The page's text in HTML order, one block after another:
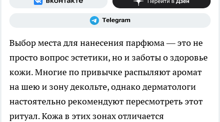
Выбор места для нанесения парфюма — это не
просто вопрос эстетики, но и заботы о здоровье
кожи. Многие по привычке распыляют аромат
на шею и зону декольте, однако дерматологи
настоятельно рекомендуют пересмотреть этот
ритуал. Кожа в этих зонах отличается